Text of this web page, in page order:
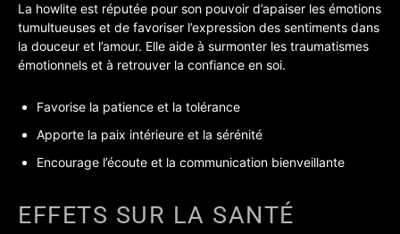
La howlite est réputée pour son pouvoir d’apaiser les émotions
tumultueuses et de favoriser l’expression des sentiments dans
la douceur et l’amour. Elle aide à surmonter les traumatismes
émotionnels et à retrouver la confiance en soi.
Favorise la patience et la tolérance
Apporte la paix intérieure et la sérénité
Encourage l’écoute et la communication bienveillante
EFFETS SUR LA SANTÉ